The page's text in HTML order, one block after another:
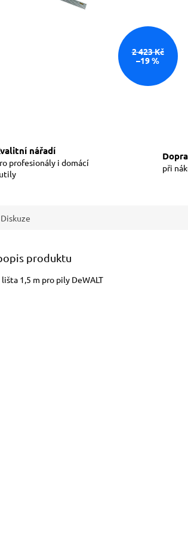
2 423 Kč
–19 %
nářadí
profesionály i domácí
při
Diskuze
produktu
1,5 m pro pily DeWALT